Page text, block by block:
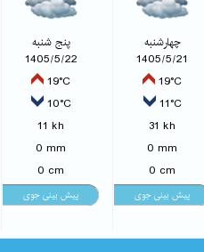
چهارشنبه
1405/5/21
19°C
11°C
31 kh
0 mm
0 cm
پنج شنبه
1405/5/22
19°C
10°C
11 kh
0 mm
0 cm